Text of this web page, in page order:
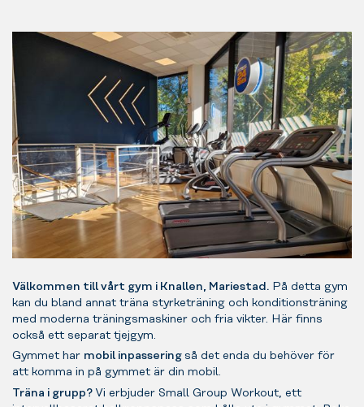
Välkommen till vårt gym i Knallen, Mariestad. På detta gym
kan du bland annat träna styrketräning och konditionsträning
med moderna träningsmaskiner och fria vikter. Här finns
också ett separat tjejgym.
Gymmet har mobil inpassering så det enda du behöver för
att komma in på gymmet är din mobil.
Träna i grupp?Vi erbjuder Small Group Workout, ett